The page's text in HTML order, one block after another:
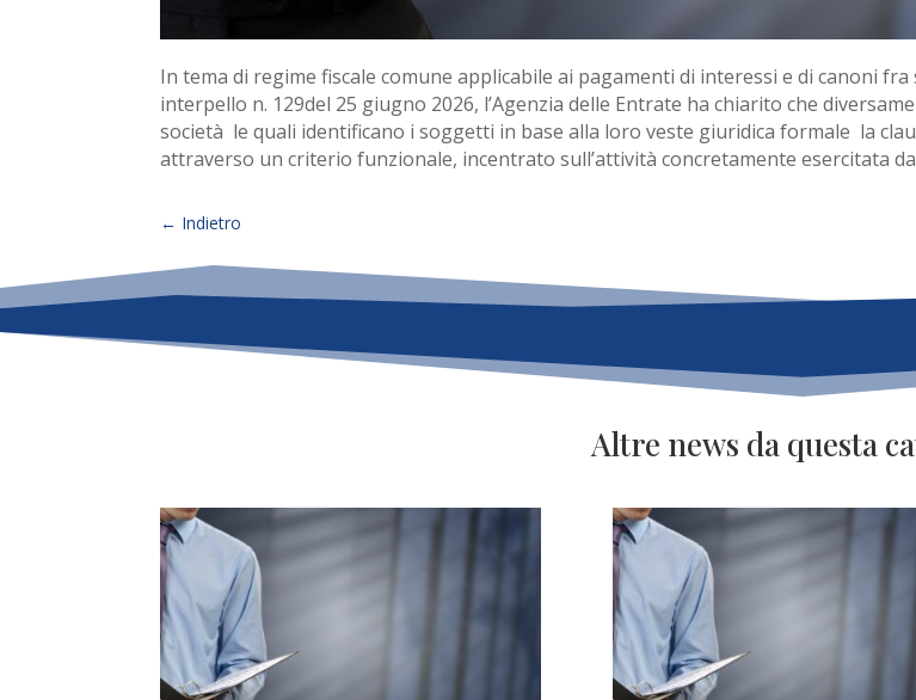
In tema di regime fiscale comune applicabile ai pagamenti di interessi e di canoni
interpello n. 129del 25 giugno 2026, l’Agenzia delle Entrate ha chiarito che
società ­ le quali identificano i soggetti in base alla loro veste giuridica formale ­ la
attraverso un criterio funzionale, incentrato sull’attività concretamente esercitata
← Indietro
Altre news da questa